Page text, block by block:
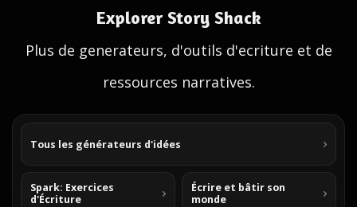
Explorer Story Shack
Plus de generateurs, d'outils d'ecriture et de
ressources narratives.
Tous les générateurs d'idées
Spark: Exercices
d'Écriture
Écrire et bâtir son
monde